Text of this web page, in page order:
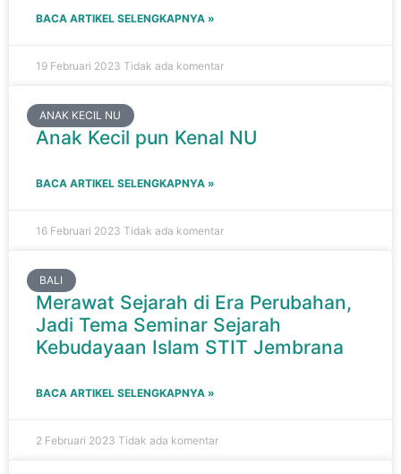
BACA ARTIKEL SELENGKAPNYA »
19 Februari 2023 Tidak ada komentar
ANAK KECIL NU
Anak Kecil pun Kenal NU
BACA ARTIKEL SELENGKAPNYA »
16 Februari 2023 Tidak ada komentar
BALI
Merawat Sejarah di Era Perubahan,
Jadi Tema Seminar Sejarah
Kebudayaan Islam STIT Jembrana
BACA ARTIKEL SELENGKAPNYA »
2 Februari 2023 Tidak ada komentar